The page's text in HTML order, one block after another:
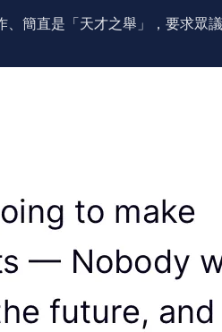
、簡直是「天才之舉」，要求眾